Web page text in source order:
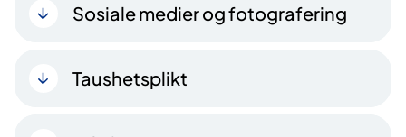
Sosiale medier og fotografering
Taushetsplikt